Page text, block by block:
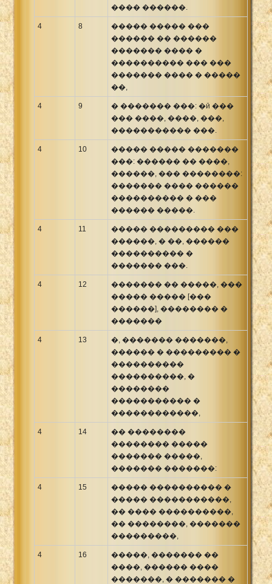
���� ������.
4 8
����� ����� ���
������ �� ������
������� ���� �
���������� ��� ���
������� ���� � �����
��,
4 9
� ������� ���: �ӣ ���
��� ����, ����, ���,
����������� ���.
4 10
����� ����� �������
���: ������ �� ����,
������, ��� ��������:
������� ���� ������
���������� � ���
������ �����.
4 11
����� ��������� ���
������, � ��, ������
���������� �
������� ���.
4 12
������� �� �����, ���
����� ����� [���
������], �������� �
�������
4 13
�, ������� �������,
������ � ��������� �
����������
����������, �
��������
����������� �
������������,
4 14
�� ��������
�������� �����
������� �����,
������� �������:
4 15
����� ���������� �
����� �����������,
�� ���� ����������,
�� ��������, �������
���������,
4 16
�����, ������� ��
����, ������ ����
�������, � ������� �